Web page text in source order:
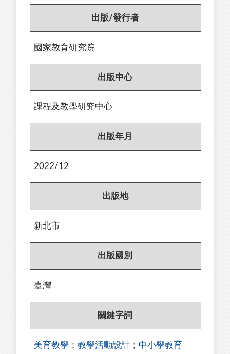
出版/發行者
國家教育研究院
出版中心
課程及教學研究中心
出版年月
2022/12
出版地
新北市
出版國別
臺灣
關鍵字詞
美育教學 ； 教學活動設計 ； 中小學教育